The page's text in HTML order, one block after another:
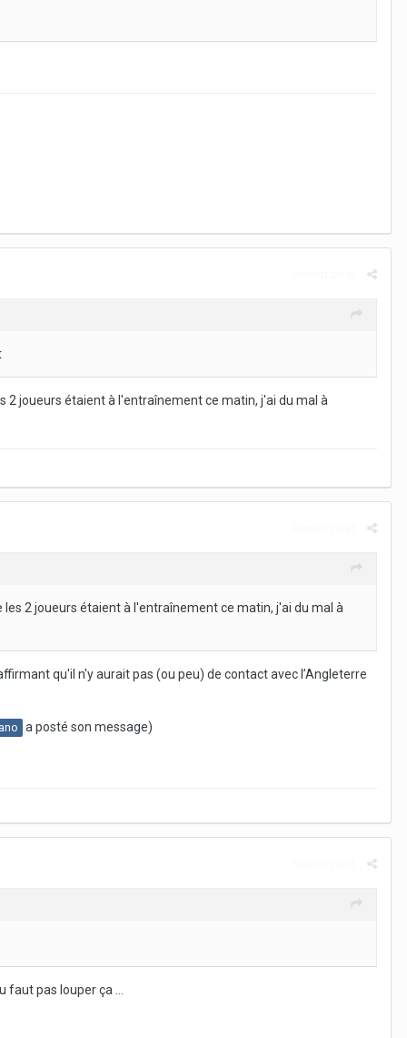
2 joueurs étaient à l'entraînement ce matin, j'ai du mal à
2 joueurs étaient à l'entraînement ce matin, j'ai du mal à
qu'il n'y aurait pas (ou peu) de contact avec l’Angleterre
a posté son message)
pas louper ça ...